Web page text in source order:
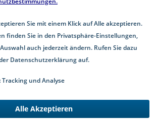
Sie mit einem Klick auf Alle akzeptieren.
finden Sie in den Privatsphäre-Einstellungen,
auch jederzeit ändern. Rufen Sie dazu
Datenschutzerklärung auf.
Tracking und Analyse
Alle Akzeptieren